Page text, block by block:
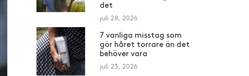
det
juli 28, 2026
7 vanliga misstag som
gör håret torrare än det
behöver vara
juli 23, 2026